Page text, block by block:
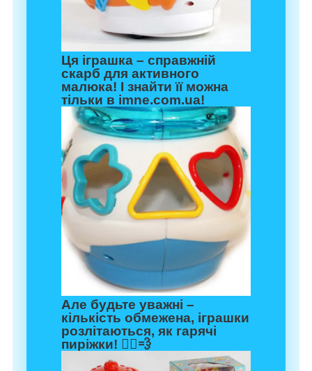
Ця іграшка – справжній
скарб для активного
малюка! І знайти її можна
тільки в imne.com.ua!
Але будьте уважні –
кількість обмежена, іграшки
розлітаються, як гарячі
пиріжки! 🏃‍♂️💨